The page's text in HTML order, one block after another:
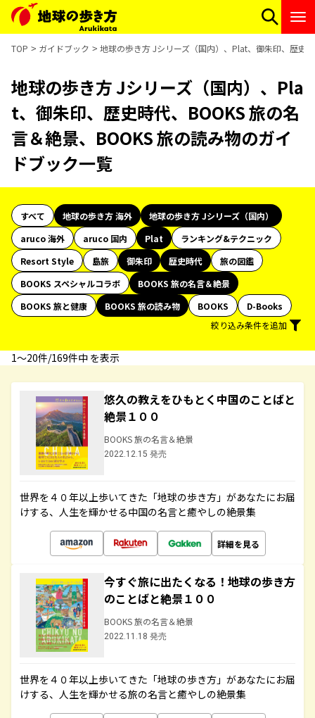
TOP ガイドブック 地球の歩き方 Jシリーズ（国内）、Plat、御朱印、歴史
地球の歩き方 Jシリーズ（国内）、Pla
t、御朱印、歴史時代、BOOKS 旅の名
言＆絶景、BOOKS 旅の読み物のガイ
ドブック一覧
すべて 地球の歩き方 海外
地球の歩き方 Jシリーズ（国内）
aruco 海外
aruco 国内 Plat
ランキング&テクニック
Resort Style
島旅 御朱印 歴史時代
旅の図鑑
BOOKS スペシャルコラボ
BOOKS 旅の名言＆絶景
BOOKS 旅と健康
BOOKS 旅の読み物 BOOKS
D-Books
絞り込み条件を追加
1〜20件/169件中 を表示
悠久の教えをひもとく中国のことばと
絶景１００
BOOKS 旅の名言＆絶景
2022.12.15 発売
世界を４０年以上歩いてきた「地球の歩き方」があなたにお届
けする、人生を輝かせる中国の名言と癒やしの絶景集
詳細を見る
今すぐ旅に出たくなる！地球の歩き方
のことばと絶景１００
BOOKS 旅の名言＆絶景
2022.11.18 発売
世界を４０年以上歩いてきた「地球の歩き方」があなたにお届
けする、人生を輝かせる旅の名言と癒やしの絶景集